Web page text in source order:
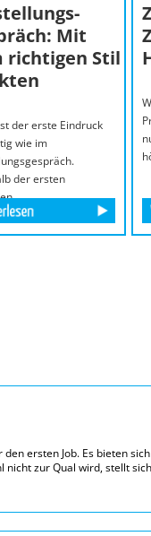
Mit
richtigen Stil
der erste Eindruck
wie im
der ersten
...
ersten Job. Es bieten
zur Qual wird, stellt